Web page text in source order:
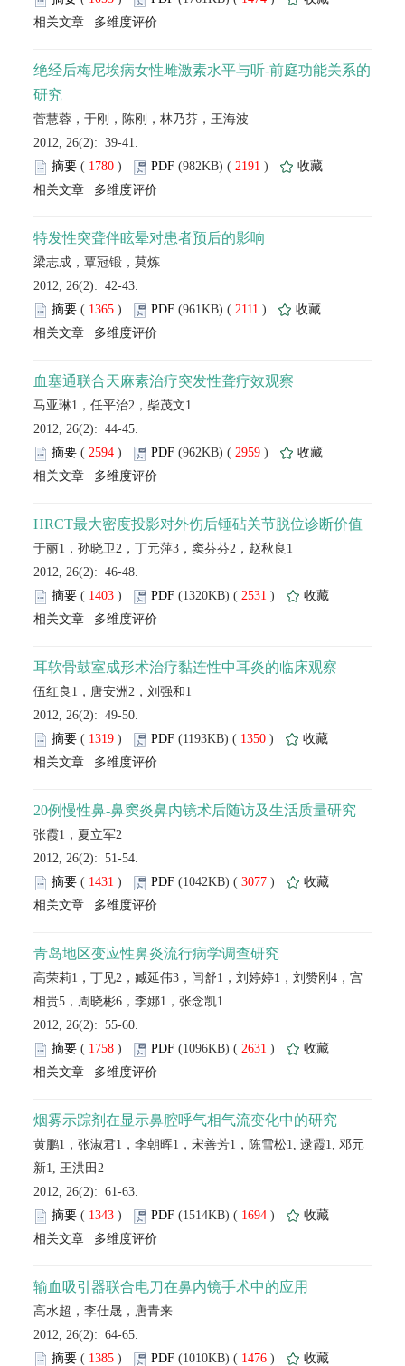
2012, 26(2): 39-41.
(
) 2191 )
2012, 26(2): 42-43.
(
) 2111 )
2012, 26(2): 44-45.
(
) 2959 )
2012, 26(2): 46-48.
(
) 2531 )
2012, 26(2): 49-50.
(
) 1350 )
2012, 26(2): 51-54.
(
) 3077 )
2012, 26(2): 55-60.
(
) 2631 )
2012, 26(2): 61-63.
(
) 1694 )
2012, 26(2): 64-65.
(
) 1476 )